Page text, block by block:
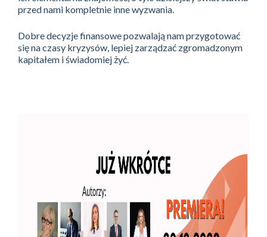
przed nami kompletnie inne wyzwania.
Dobre decyzje finansowe pozwalają nam przygotować
się na czasy kryzysów, lepiej zarządzać zgromadzonym
kapitałem i świadomiej żyć.